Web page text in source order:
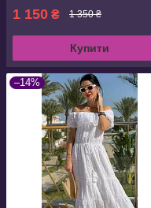
1 150 ₴ 1 350 ₴
Купити
–14%